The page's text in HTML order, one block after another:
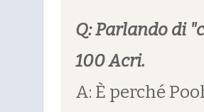
Q: Parlando di
100 Acri.
A: È perché